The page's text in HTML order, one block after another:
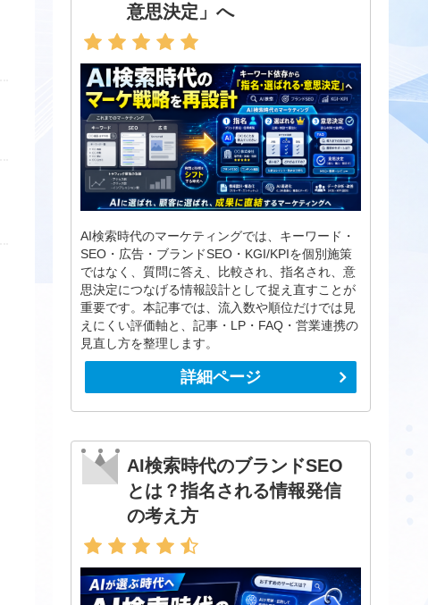
意思決定」へ
AI検索時代のマーケティングでは、キーワード・
SEO・広告・ブランドSEO・KGI/KPIを個別施策
ではなく、質問に答え、比較され、指名され、意
思決定につなげる情報設計として捉え直すことが
重要です。本記事では、流入数や順位だけでは見
えにくい評価軸と、記事・LP・FAQ・営業連携の
見直し方を整理します。
詳細ページ
AI検索時代のブランドSEO
とは？指名される情報発信
の考え方